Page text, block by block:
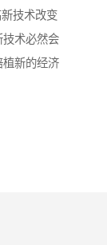
技术改变
技术必然会
植新的经济